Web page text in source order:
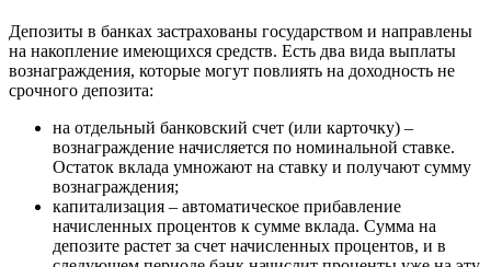
Депозиты в банках застрахованы государством и направлены
на накопление имеющихся средств. Есть два вида выплаты
вознаграждения, которые могут повлиять на доходность не
срочного депозита:
на отдельный банковский счет (или карточку) –
вознаграждение начисляется по номинальной ставке.
Остаток вклада умножают на ставку и получают сумму
вознаграждения;
капитализация – автоматическое прибавление
начисленных процентов к сумме вклада. Сумма на
депозите растет за счет начисленных процентов, и в